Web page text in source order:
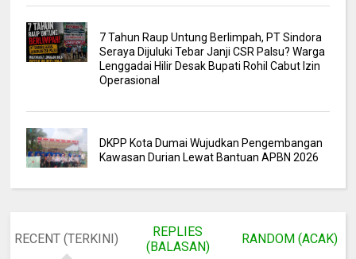
7 Tahun Raup Untung Berlimpah, PT Sindora
Seraya Dijuluki Tebar Janji CSR Palsu? Warga
Lenggadai Hilir Desak Bupati Rohil Cabut Izin
Operasional
DKPP Kota Dumai Wujudkan Pengembangan
Kawasan Durian Lewat Bantuan APBN 2026
RECENT (TERKINI)
REPLIES
(BALASAN)
RANDOM (ACAK)